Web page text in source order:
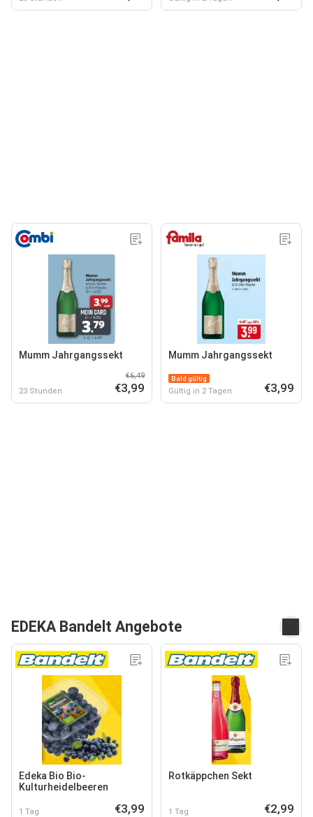
Mumm Jahrgangssekt
23 Stunden
€6,49
€3,99
Mumm Jahrgangssekt
Bald gültig
Gültig in 2 Tagen €3,99
EDEKA Bandelt Angebote
Edeka Bio Bio-
Kulturheidelbeeren
1 Tag €3,99
Rotkäppchen Sekt
1 Tag €2,99